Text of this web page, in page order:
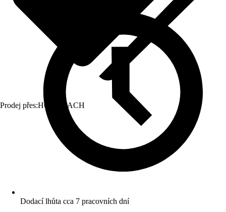
Prodej přes:HORNBACH
Dodací lhůta cca 7 pracovních dní